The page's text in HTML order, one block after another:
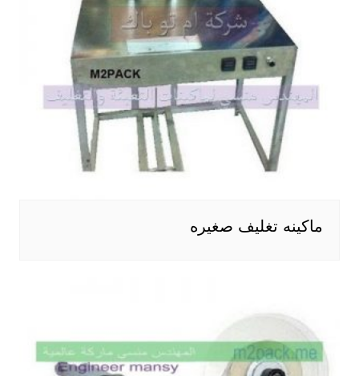
ماكينه تغليف صغيره